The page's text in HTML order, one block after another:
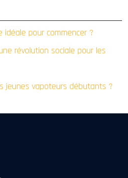
idéale pour commencer ?
révolution sociale pour les
jeunes vapoteurs débutants ?